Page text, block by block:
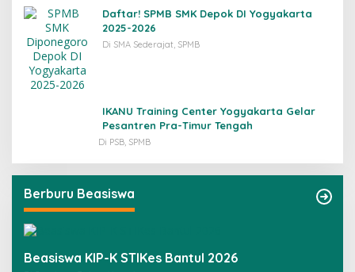
Daftar! SPMB SMK Depok DI Yogyakarta
2025-2026
Di SMA Sederajat, SPMB
IKANU Training Center Yogyakarta Gelar
Pesantren Pra-Timur Tengah
Di PSB, SPMB
Berburu Beasiswa
Beasiswa KIP-K STIKes Bantul 2026